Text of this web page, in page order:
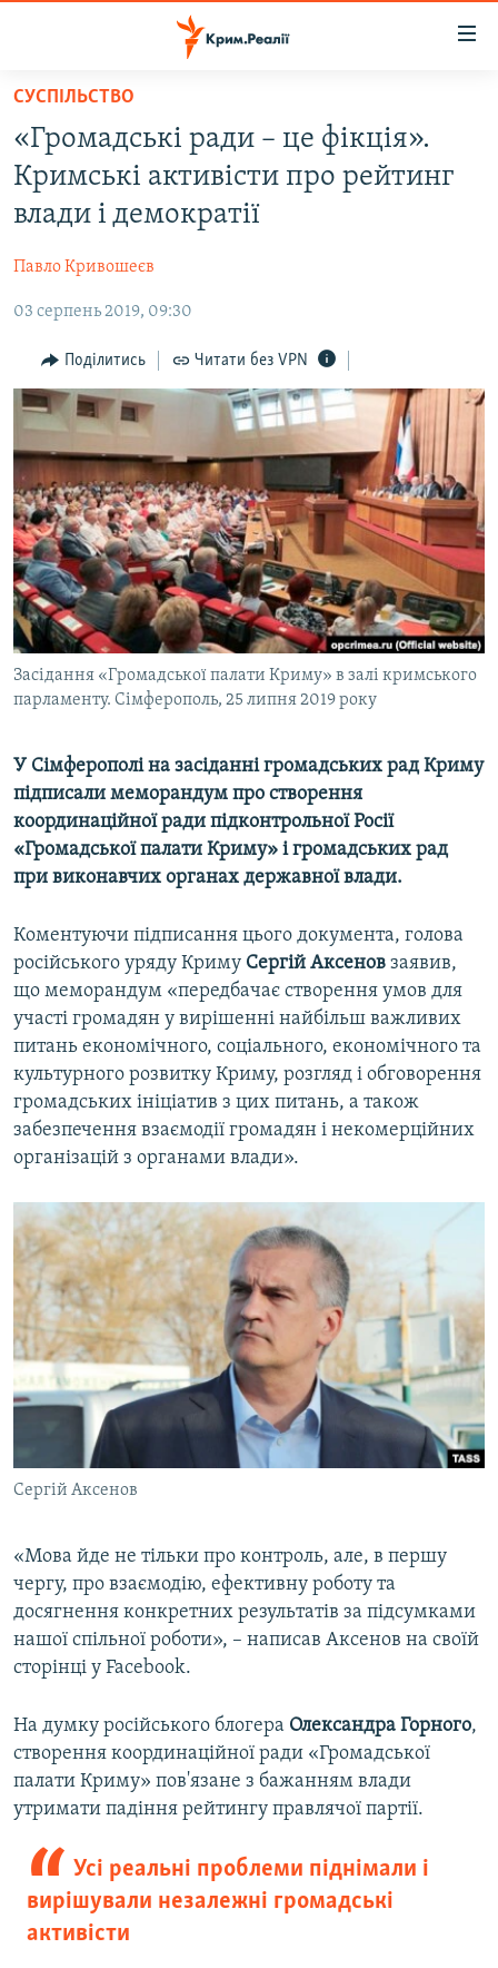
Перейти
основного
матеріалу
Перейти
до
основної
навігації
Перейти
пошуку
ВОДА.КРИМ
ВІДЕО ТА ФОТО
БЛОГИ
ПОГЛЯД
ІНТЕРВ'Ю
ВСЕ ЗА ДЕНЬ
СПЕЦПРОЕКТИ
ДЕПОРТАЦІЯ
ВІДЕОУРОКИ «ELIFBE»
СВІДЧЕННЯ ОКУПАЦІЇ
УКРАЇНСЬКА ПРОБЛЕМА КРИМУ
ІНФОГРАФІКА
ЯК ОБІЙТИ БЛОКУВАННЯ
Русский
Qırımtatar
ДОЛУЧАЙСЯ!
СУСПІЛЬСТВО
«Громадські ради – це фікція».
Кримські активісти про рейтинг
влади і демократії
Павло Кривошеєв
03 серпень 2019, 09:30
Поділитись Читати без VPN
Засідання «Громадської палати Криму» в залі кримського
парламенту. Сімферополь, 25 липня 2019 року
У Сімферополі на засіданні громадських рад Криму
підписали меморандум про створення
координаційної ради підконтрольної Росії
«Громадської палати Криму» і громадських рад
при виконавчих органах державної влади.
Коментуючи підписання цього документа, голова
російського уряду Криму Сергій Аксенов заявив,
що меморандум «передбачає створення умов для
участі громадян у вирішенні найбільш важливих
питань економічного, соціального, економічного та
культурного розвитку Криму, розгляд і обговорення
громадських ініціатив з цих питань, а також
забезпечення взаємодії громадян і некомерційних
організацій з органами влади».
Сергій Аксенов
«Мова йде не тільки про контроль, але, в першу
чергу, про взаємодію, ефективну роботу та
досягнення конкретних результатів за підсумками
нашої спільної роботи», – написав Аксенов на своїй
сторінці у Facebook.
На думку російського блогера Олександра Горного,
створення координаційної ради «Громадської
палати Криму» пов'язане з бажанням влади
утримати падіння рейтингу правлячої партії.
Усі реальні проблеми піднімали і
вирішували незалежні громадські
активісти